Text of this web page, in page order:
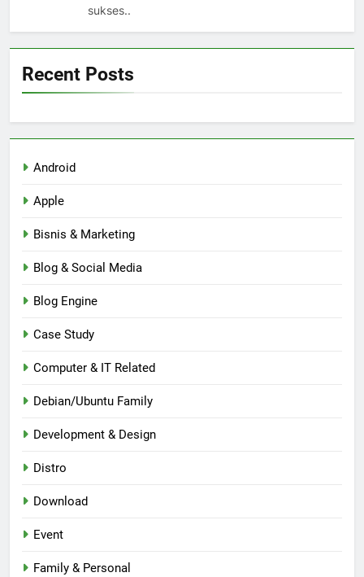
sukses..
Recent Posts
Android
Apple
Bisnis & Marketing
Blog & Social Media
Blog Engine
Case Study
Computer & IT Related
Debian/Ubuntu Family
Development & Design
Distro
Download
Event
Family & Personal